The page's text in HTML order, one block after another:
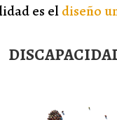
es eldiseño